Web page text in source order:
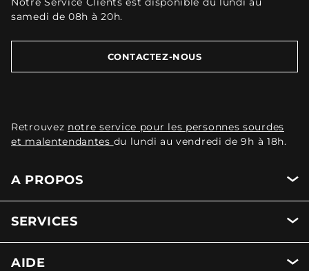
samedi de 08h à 20h.
CONTACTEZ-NOUS
Retrouvez notre service pour les personnes sourdes
et malentendantes du lundi au vendredi de 9h à 18h.
A PROPOS
SERVICES
AIDE